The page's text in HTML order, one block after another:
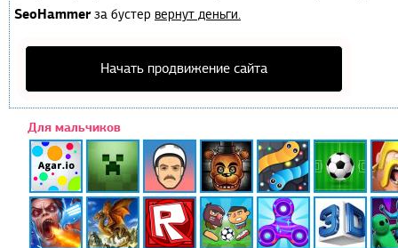
SeoHammerза бустер вернут деньги.
Начать продвижение сайта
Для мальчиков